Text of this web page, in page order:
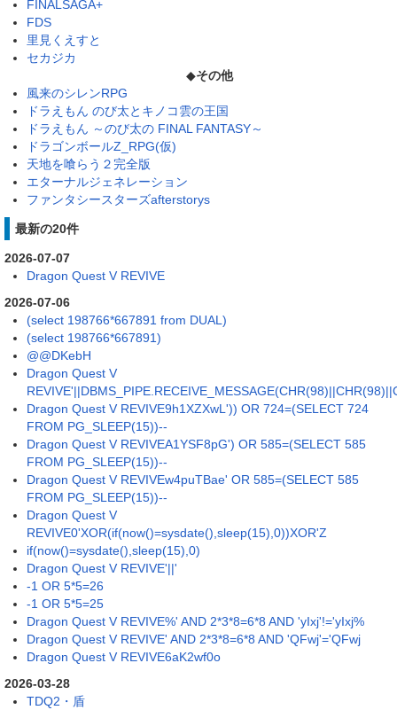
FINALSAGA+
FDS
里見くえすと
セカジカ
◆その他
風来のシレンRPG
ドラえもん のび太とキノコ雲の王国
ドラえもん ～のび太の FINAL FANTASY～
ドラゴンボールZ_RPG(仮)
天地を喰らう２完全版
エターナルジェネレーション
ファンタシースターズafterstorys
最新の20件
2026-07-07
Dragon Quest V REVIVE
2026-07-06
(select 198766*667891 from DUAL)
(select 198766*667891)
@@DKebH
Dragon Quest V
Dragon Quest V REVIVE9h1XZXwL')) OR 724=(SELECT 724
FROM PG_SLEEP(15))--
Dragon Quest V REVIVEA1YSF8pG') OR 585=(SELECT 585
FROM PG_SLEEP(15))--
Dragon Quest V REVIVEw4puTBae' OR 585=(SELECT 585
FROM PG_SLEEP(15))--
Dragon Quest V
REVIVE0'XOR(if(now()=sysdate(),sleep(15),0))XOR'Z
if(now()=sysdate(),sleep(15),0)
Dragon Quest V REVIVE'||'
-1 OR 5*5=26
-1 OR 5*5=25
Dragon Quest V REVIVE%' AND 2*3*8=6*8 AND 'yIxj'!='yIxj%
Dragon Quest V REVIVE' AND 2*3*8=6*8 AND 'QFwj'='QFwj
Dragon Quest V REVIVE6aK2wf0o
2026-03-28
TDQ2・盾